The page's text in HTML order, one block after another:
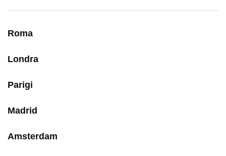
Roma
Londra
Parigi
Madrid
Amsterdam